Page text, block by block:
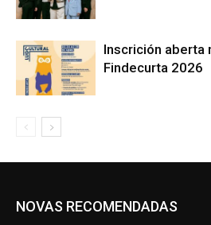
Inscrición aberta
Findecurta 2026
NOVAS RECOMENDADAS